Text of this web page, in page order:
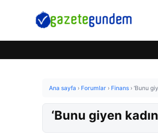
Ana sayfa › Forumlar › Finans › ‘Bunu
‘Bunu giyen